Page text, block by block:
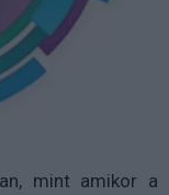
mint amikor a